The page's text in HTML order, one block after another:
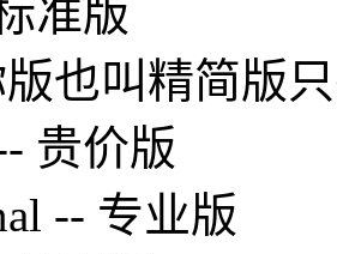
准版
也叫精简版
贵价版
-- 专业版